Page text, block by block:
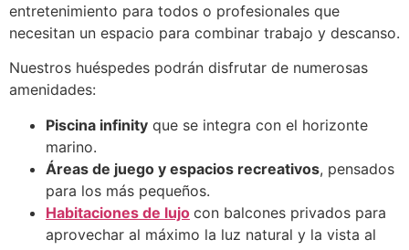
entretenimiento para todos o profesionales que
necesitan un espacio para combinar trabajo y descanso.
Nuestros huéspedes podrán disfrutar de numerosas
amenidades:
Piscina infinity que se integra con el horizonte
marino.
Áreas de juego y espacios recreativos, pensados
para los más pequeños.
Habitaciones de lujo con balcones privados para
aprovechar al máximo la luz natural y la vista al